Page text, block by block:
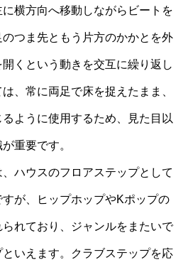
横方向へ移動しながらビートを
つま先ともう片方のかかとを外
くという動きを交互に繰り返し
、常に両足で床を捉えたまま、
ように使用するため、見た目以
重要です。
ハウスのフロアステップとして
が、ヒップホップやKポップの
れており、ジャンルをまたいで
いえます。クラブステップを応